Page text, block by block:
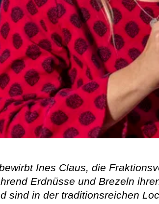
Ines Claus, die
Erdnüsse und Brezeln
sind in der traditionsreichen